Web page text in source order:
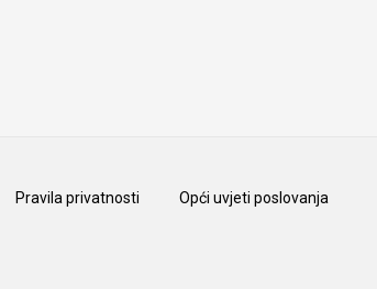
Pravila privatnosti Opći uvjeti poslovanja